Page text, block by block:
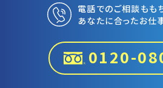
電話でのご相談もも
あなたに合ったお仕
0120-